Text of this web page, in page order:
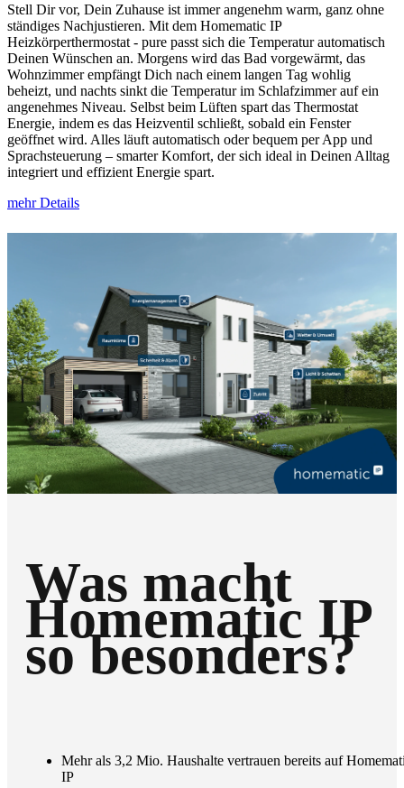
Stell Dir vor, Dein Zuhause ist immer angenehm warm, ganz ohne
ständiges Nachjustieren. Mit dem Homematic IP
Heizkörperthermostat - pure passt sich die Temperatur automatisch
Deinen Wünschen an. Morgens wird das Bad vorgewärmt, das
Wohnzimmer empfängt Dich nach einem langen Tag wohlig
beheizt, und nachts sinkt die Temperatur im Schlafzimmer auf ein
angenehmes Niveau. Selbst beim Lüften spart das Thermostat
Energie, indem es das Heizventil schließt, sobald ein Fenster
geöffnet wird. Alles läuft automatisch oder bequem per App und
Sprachsteuerung – smarter Komfort, der sich ideal in Deinen Alltag
integriert und effizient Energie spart.
mehr Details
Was macht
Homematic IP
so besonders?
Mehr als 3,2 Mio. Haushalte vertrauen bereits auf
IP